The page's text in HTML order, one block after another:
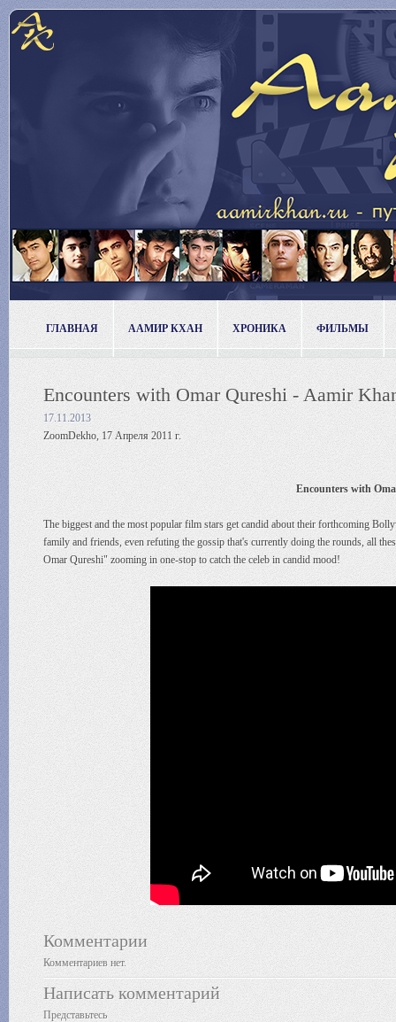
ГЛАВНАЯ ААМИР КХАН ХРОНИКА ФИЛЬМЫ
Encounters with Omar Qureshi - Aamir
17.11.2013
ZoomDekho, 17 Апреля 2011 г.
Encounters with
The biggest and the most popular film stars get candid about their forthcoming
family and friends, even refuting the gossip that's currently doing the rounds, all
Omar Qureshi" zooming in one-stop to catch the celeb in candid mood!
Комментарии
Комментариев нет.
Написать комментарий
Представьтесь